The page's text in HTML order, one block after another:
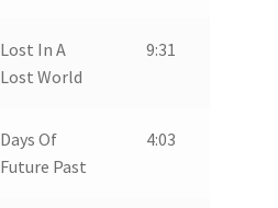
Lost In A
Lost World
9:31
Days Of
Future Past
4:03